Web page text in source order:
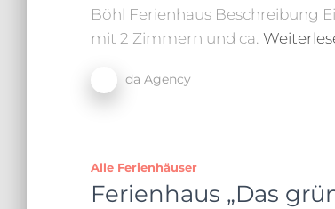
Böhl Ferienhaus Beschreibung
mit 2 Zimmern und ca.
da Agency
Alle Ferienhäuser
Ferienhaus „Das